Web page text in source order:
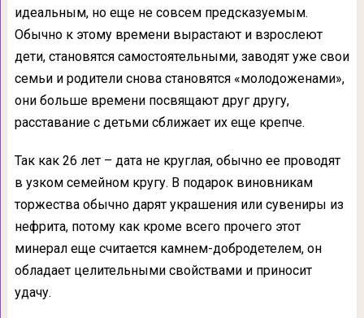
идеальным, но еще не совсем предсказуемым.
Обычно к этому времени вырастают и взрослеют
дети, становятся самостоятельными, заводят уже свои
семьи и родители снова становятся «молодоженами»,
они больше времени посвящают друг другу,
расставание с детьми сближает их еще крепче.
Так как 26 лет – дата не круглая, обычно ее проводят
в узком семейном кругу. В подарок виновникам
торжества обычно дарят украшения или сувениры из
нефрита, потому как кроме всего прочего этот
минерал еще считается камнем-добродетелем, он
обладает целительными свойствами и приносит
удачу.